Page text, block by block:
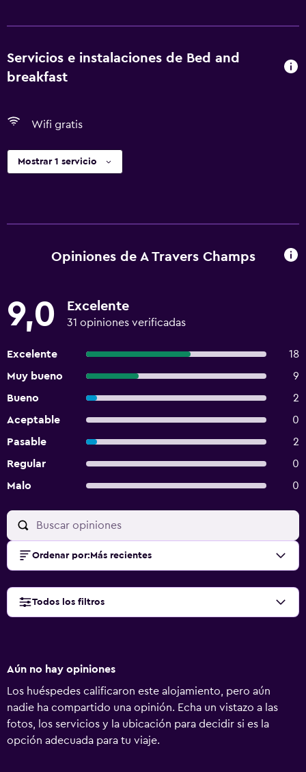
Servicios e instalaciones de Bed and
breakfast
Wifi gratis
Mostrar 1 servicio
Opiniones de A Travers Champs
9,0 Excelente
31 opiniones verificadas
Excelente
18
Muy bueno
9
Bueno
2
Aceptable
0
Pasable
2
Regular
0
Malo
0
Ordenar por: Más recientes
Todos los filtros
Aún no hay opiniones
Los huéspedes calificaron este alojamiento, pero aún
nadie ha compartido una opinión. Echa un vistazo a las
fotos, los servicios y la ubicación para decidir si es la
opción adecuada para tu viaje.